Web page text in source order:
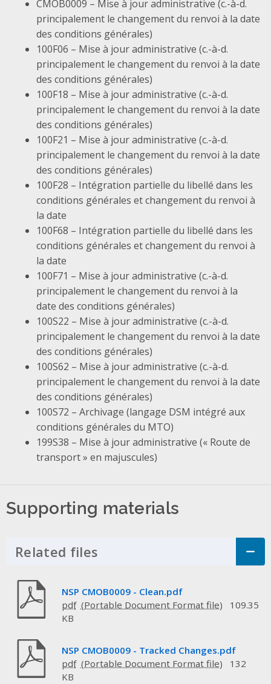
CMOB0009 – Mise à jour administrative (c.-à-d.
principalement le changement du renvoi à la date
des conditions générales)
100F06 – Mise à jour administrative (c.-à-d.
principalement le changement du renvoi à la date
des conditions générales)
100F18 – Mise à jour administrative (c.-à-d.
principalement le changement du renvoi à la date
des conditions générales)
100F21 – Mise à jour administrative (c.-à-d.
principalement le changement du renvoi à la date
des conditions générales)
100F28 – Intégration partielle du libellé dans les
conditions générales et changement du renvoi à
la date
100F68 – Intégration partielle du libellé dans les
conditions générales et changement du renvoi à
la date
100F71 – Mise à jour administrative (c.-à-d.
principalement le changement du renvoi à la
date des conditions générales)
100S22 – Mise à jour administrative (c.-à-d.
principalement le changement du renvoi à la date
des conditions générales)
100S62 – Mise à jour administrative (c.-à-d.
principalement le changement du renvoi à la date
des conditions générales)
100S72 – Archivage (langage DSM intégré aux
conditions générales du MTO)
199S38 – Mise à jour administrative (« Route de
transport » en majuscules)
Supporting materials
Related files Click to Expand Accordion
NSP CMOB0009 - Clean.pdf
pdf
109.35
KB
NSP CMOB0009 - Tracked Changes.pdf
pdf
132
KB